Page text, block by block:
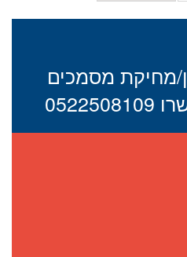
מחיקת מסמכים